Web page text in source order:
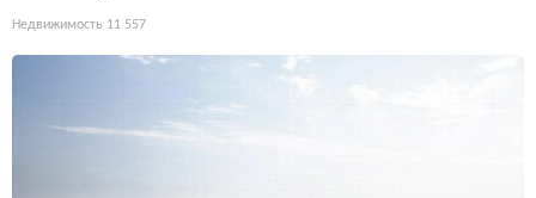
Недвижимость 11 557